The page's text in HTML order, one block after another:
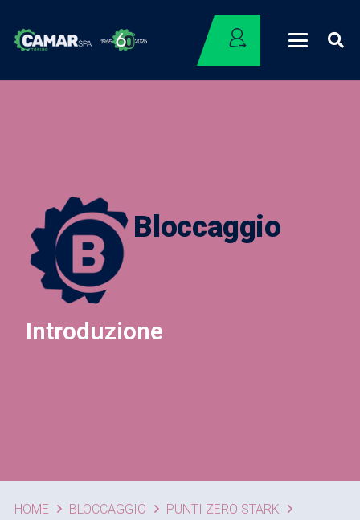
Bloccaggio
Introduzione
HOME BLOCCAGGIO
PUNTI ZERO STARK